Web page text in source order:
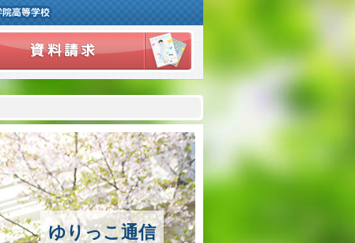
ゆりっこ通信
ご挨拶
アクセスマップ
沿革
百合学院の３つの教育